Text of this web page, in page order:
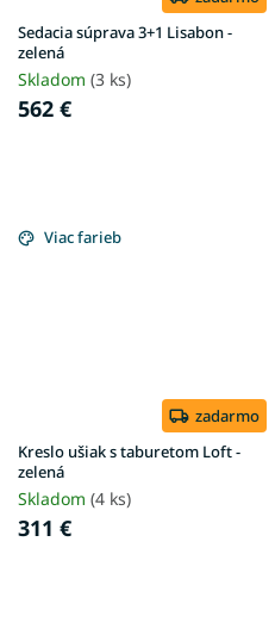
Sedacia súprava 3+1 Lisabon -
zelená
Skladom (3 ks)
562 €
Viac farieb
zadarmo
Kreslo ušiak s taburetom Loft -
zelená
Skladom (4 ks)
311 €